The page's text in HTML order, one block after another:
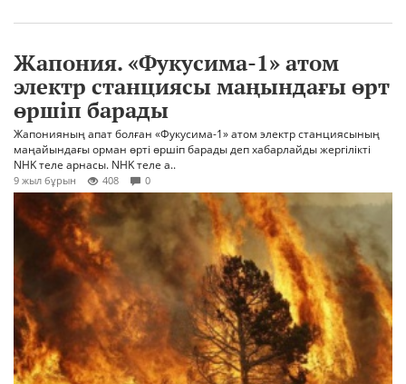
Жапония. «Фукусима-1» атом
электр станциясы маңындағы өрт
өршіп барады
Жапонияның апат болған «Фукусима-1» атом электр станциясының
маңайындағы орман өрті өршіп барады деп хабарлайды жергілікті
NHK теле арнасы. NHK теле а..
9 жыл бұрын 408 0